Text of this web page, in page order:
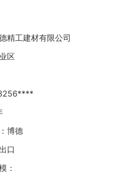
精工建材有限公司
区
博德
口
：